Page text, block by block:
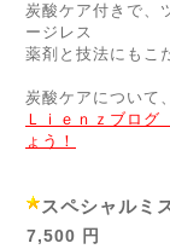
炭酸ケア付きで、
ージレス
薬剤と技法にもこ
炭酸ケアについて
Ｌｉｅｎｚブロ
ょう！
スペシャルミ
7,500 円